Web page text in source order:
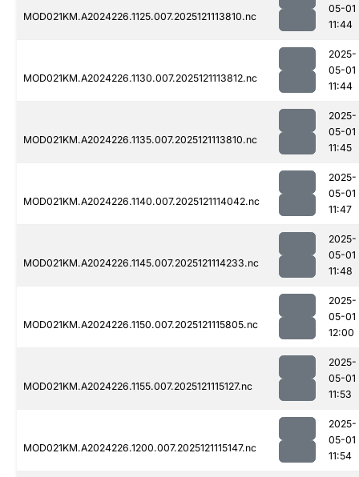
MOD021KM.A2024226.1125.007.2025121113810.nc
05-01
11:44
MOD021KM.A2024226.1130.007.2025121113812.nc
2025-
05-01
11:44
MOD021KM.A2024226.1135.007.2025121113810.nc
2025-
05-01
11:45
MOD021KM.A2024226.1140.007.2025121114042.nc
2025-
05-01
11:47
MOD021KM.A2024226.1145.007.2025121114233.nc
2025-
05-01
11:48
MOD021KM.A2024226.1150.007.2025121115805.nc
2025-
05-01
12:00
MOD021KM.A2024226.1155.007.2025121115127.nc
2025-
05-01
11:53
MOD021KM.A2024226.1200.007.2025121115147.nc
2025-
05-01
11:54